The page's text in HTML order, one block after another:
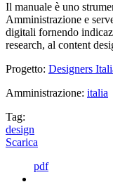
Il manuale è uno
Amministrazione e
digitali fornendo
research, al content
Progetto: Designers
Amministrazione: italia
Tag:
design
Scarica
pdf